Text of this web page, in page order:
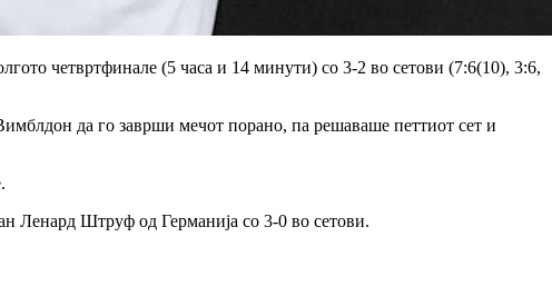
четвртфинале (5 часа и 14 минути) со 3-2 во сетови (7:6(10), 3:6,
да го заврши мечот порано, па решаваше петтиот сет и
Ленард Штруф од Германија со 3-0 во сетови.